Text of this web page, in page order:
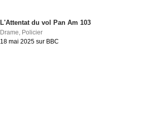
L'Attentat du vol Pan Am 103
Drame, Policier
18 mai 2025 sur BBC